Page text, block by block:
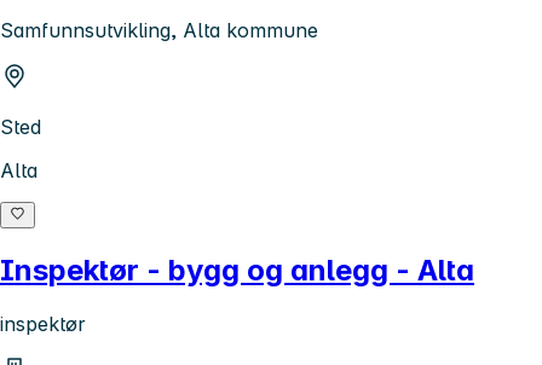
Samfunnsutvikling, Alta kommune
Sted
Alta
Inspektør - bygg og anlegg - Alta
inspektør